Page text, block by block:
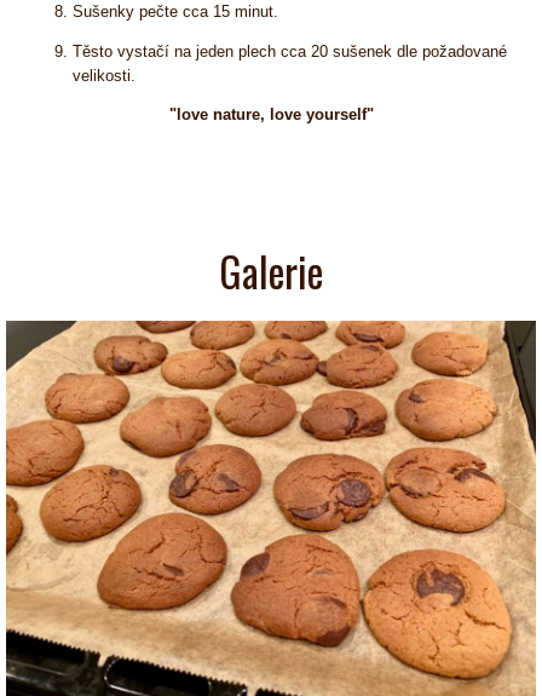
Sušenky pečte cca 15 minut.
Těsto vystačí na jeden plech cca 20 sušenek dle požadované
velikosti.
"love nature, love yourself"
Galerie